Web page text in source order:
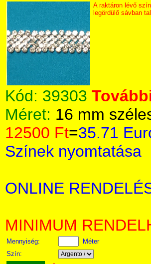
A raktáron lévő
legördülő sávban
Kód: 39303
Méret: 16 mm
12500 Ft=35.71
Színek nyomtatása
ONLINE
MINIMUM
Mennyiség:
Méter
Szín: